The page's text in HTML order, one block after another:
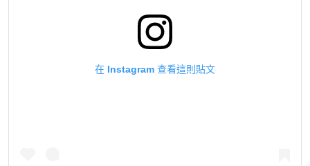
在 Instagram 查看這則貼文